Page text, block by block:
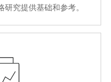
究提供基础和参考。